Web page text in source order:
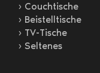
› Couchtische
› Beistelltische
› TV-Tische
› Seltenes